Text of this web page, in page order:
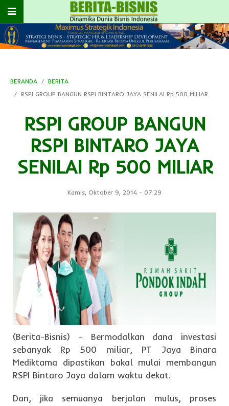
BERANDA
BERITA
RSPI GROUP BANGUN RSPI BINTARO JAYA SENILAI Rp 500 MILIAR
RSPI GROUP BANGUN
RSPI BINTARO JAYA
SENILAI Rp 500 MILIAR
Kamis, Oktober 9, 2014 - 07:29
(Berita-Bisnis) – Bermodalkan dana investasi
sebanyak Rp 500 miliar, PT Jaya Binara
Mediktama dipastikan bakal mulai membangun
RSPI Bintaro Jaya dalam waktu dekat.
Dan, jika semuanya berjalan mulus, proses